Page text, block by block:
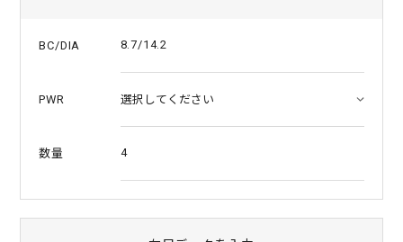
n
BC/DIA 8.7/14.2
PWR
数量 4